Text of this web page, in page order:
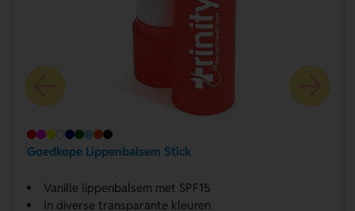
Goedkope Lippenbalsem Stick
Vanille lippenbalsem met SPF15
In diverse transparante kleuren